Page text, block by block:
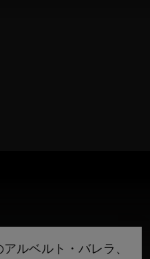
ルベルト・バレラ、